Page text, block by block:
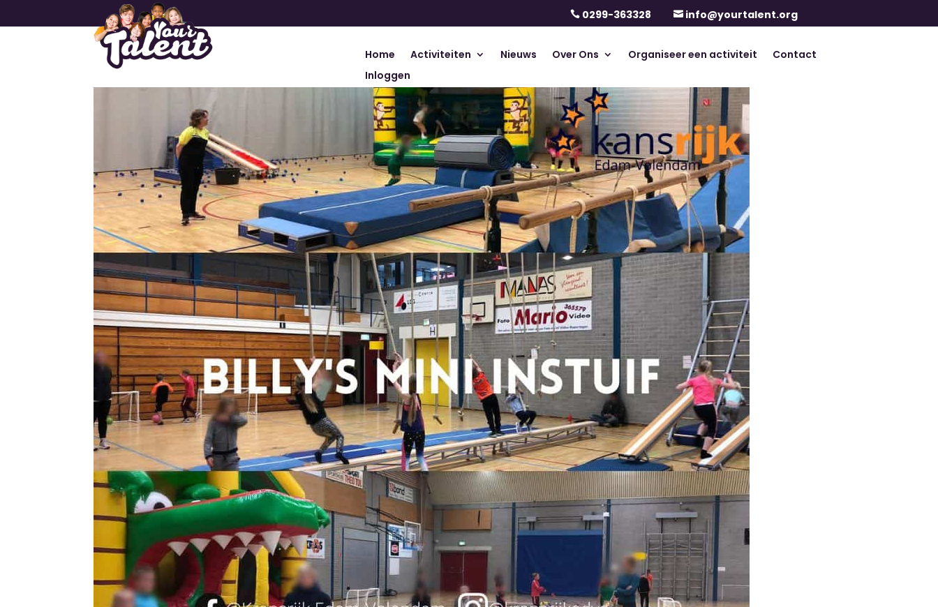
 0299-363328  info@yourtalent.org
Home Activiteiten Nieuws Over Ons Organiseer een activiteit
Contact
Inloggen